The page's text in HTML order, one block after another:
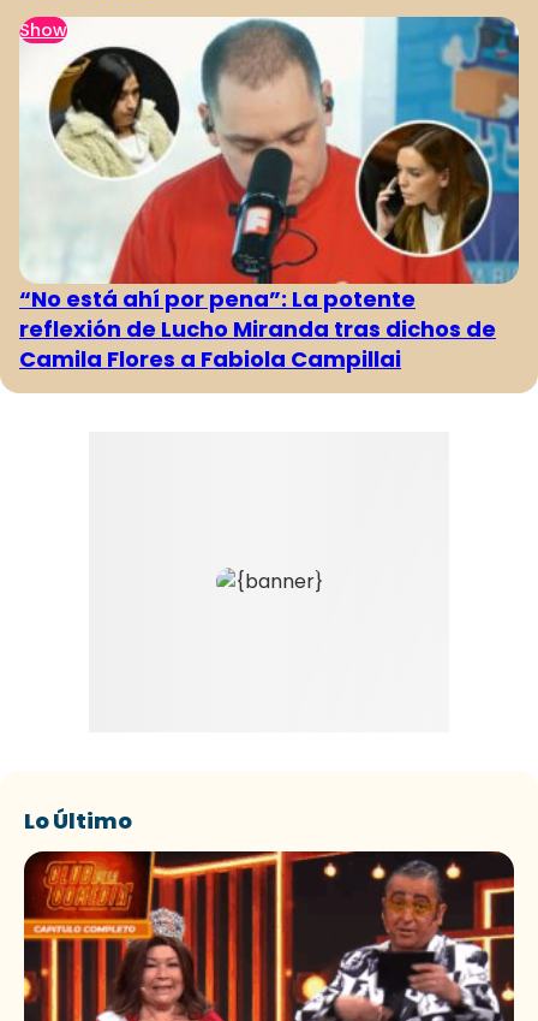
Show
“No está ahí por pena”: La potente
reflexión de Lucho Miranda tras dichos de
Camila Flores a Fabiola Campillai
Lo Último